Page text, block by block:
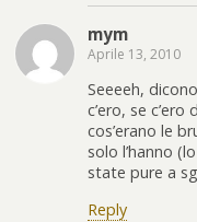
mym
Aprile 13, 2010
Seeeeh,
c’ero, se
cos’erano le
solo l’hanno
state pure a
Reply